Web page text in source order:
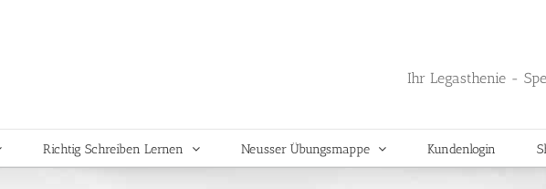
Ihr Legasthenie -
Richtig Schreiben Lernen Neusser Übungsmappe Kundenlogin